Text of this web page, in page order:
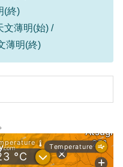
(終)
文薄明(始) /
薄明(終)